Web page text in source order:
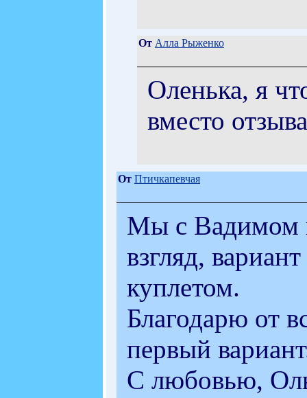
От Алла Рыженко
Оленька, я
вместо
От Птичкапевчая
Мы с Вадимом
взгляд,
куплетом.
Благодарю от
первый
С любовью,